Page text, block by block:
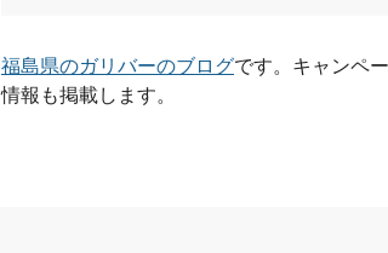
福島県のガリバーのブログです。キャンペ
情報も掲載します。